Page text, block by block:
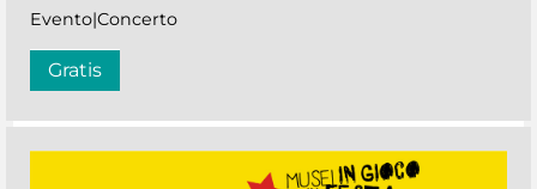
Evento|Concerto
Gratis